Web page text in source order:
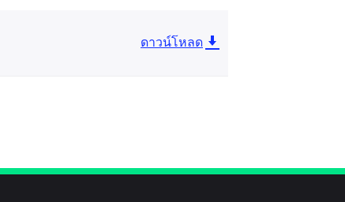
ดาวน์โหลด